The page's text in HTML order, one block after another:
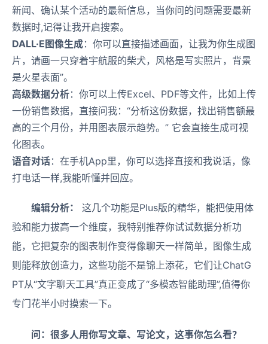
新闻、确认某个活动的最新信息，当你问的问题需要最新
数据时,记得让我开启搜索。
DALL·E图像生成：你可以直接描述画面，让我为你生成图
片，请画一只穿着宇航服的柴犬，风格是写实照片，背景
是火星表面”。
高级数据分析：你可以上传Excel、PDF等文件，比如上传
一份销售数据，直接问我：“分析这份数据，找出销售额最
高的三个月份，并用图表展示趋势。” 它会直接生成可视
化图表。
语音对话：在手机App里，你可以选择直接和我说话，像
打电话一样,我能听懂并回应。
编辑分析：
这几个功能是Plus版的精华，能把使用体
验和能力拔高一个维度，我特别推荐你试试数据分析功
能，它把复杂的图表制作变得像聊天一样简单，图像生成
则能释放创造力，这些功能不是锦上添花，它们让ChatG
PT从“文字聊天工具”真正变成了“多模态智能助理”,值得你
专门花半小时摸索一下。
问：很多人用你写文章、写论文，这事你怎么看？